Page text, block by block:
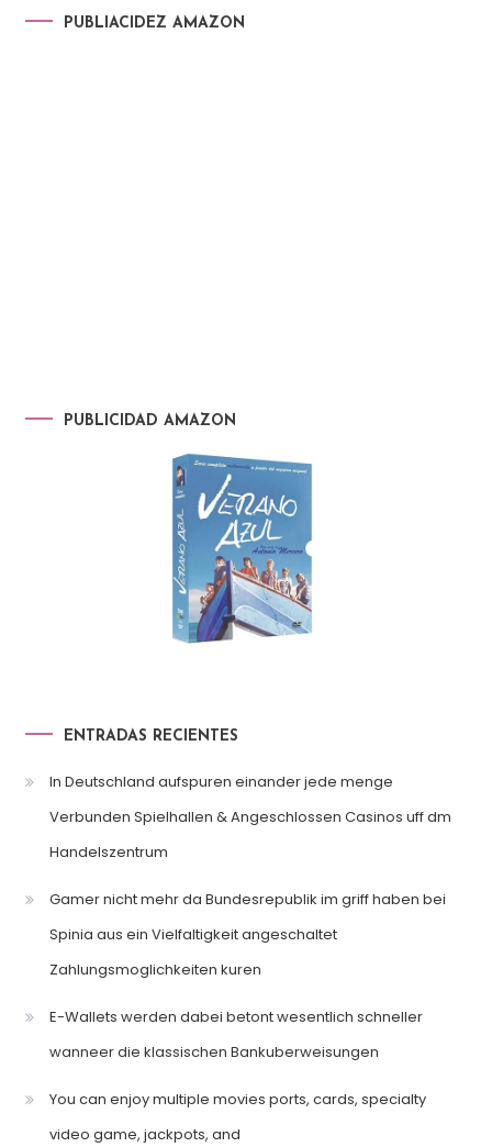
PUBLIACIDEZ AMAZON
PUBLICIDAD AMAZON
ENTRADAS RECIENTES
In Deutschland aufspuren einander jede menge
Verbunden Spielhallen & Angeschlossen Casinos uff dm
Handelszentrum
Gamer nicht mehr da Bundesrepublik im griff haben bei
Spinia aus ein Vielfaltigkeit angeschaltet
Zahlungsmoglichkeiten kuren
E-Wallets werden dabei betont wesentlich schneller
wanneer die klassischen Bankuberweisungen
You can enjoy multiple movies ports, cards, specialty
video game, jackpots, and